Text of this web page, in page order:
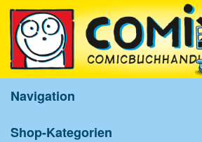
Navigation
Shop-Kategorien